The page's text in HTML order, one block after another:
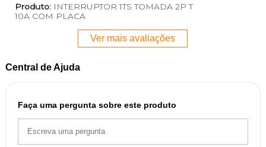
Produto:INTERRUPTOR 1TS TOMADA 2P T
10A COM PLACA
Ver mais avaliações
Central de Ajuda
Faça uma pergunta sobre este produto